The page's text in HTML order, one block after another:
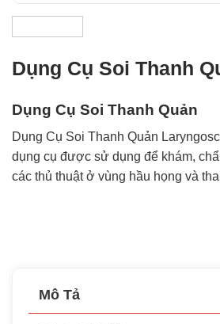
Dụng Cụ Soi Thanh
Dụng Cụ Soi Thanh Quản
Dụng Cụ Soi Thanh Quản
dụng cụ được sử dụng để khám,
các thủ thuật ở vùng hầu họng và
Mô Tả